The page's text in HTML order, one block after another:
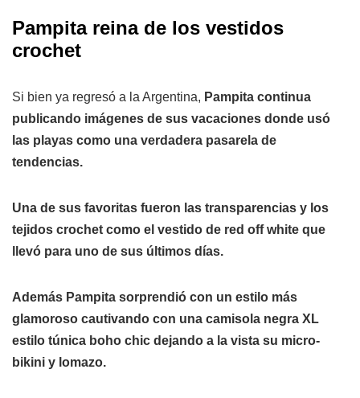
Pampita reina de los vestidos
crochet
Si bien ya regresó a la Argentina, Pampita continua
publicando imágenes de sus vacaciones donde usó
las playas como una verdadera pasarela de
tendencias.
Una de sus favoritas fueron las transparencias y los
tejidos crochet como el vestido de red off white que
llevó para uno de sus últimos días.
Además Pampita sorprendió con un estilo más
glamoroso cautivando con una camisola negra XL
estilo túnica boho chic dejando a la vista su micro-
bikini y lomazo.